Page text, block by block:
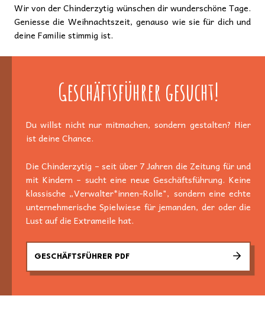
Wir von der Chinderzytig wünschen dir wunderschöne Tage.
Geniesse die Weihnachtszeit, genauso wie sie für dich und
deine Familie stimmig ist.
Geschäftsführer gesucht!
Du willst nicht nur mitmachen, sondern gestalten? Hier
ist deine Chance.
Die Chinderzytig – seit über 7 Jahren die Zeitung für und
mit Kindern – sucht eine neue Geschäftsführung. Keine
klassische „Verwalter*innen-Rolle", sondern eine echte
unternehmerische Spielwiese für jemanden, der oder die
Lust auf die Extrameile hat.
GESCHÄFTSFÜHRER PDF